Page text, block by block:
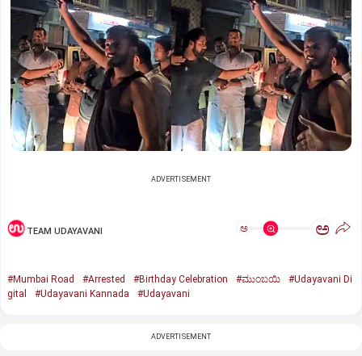
ADVERTISEMENT
TEAM UDAYAVANI ಅ ಅ
#Mumbai Road #Arrested #Birthday Celebration #ಮುಂಬಯಿ
#Udayavani Di
gital
#Udayavani Kannada #Udayavani
ADVERTISEMENT